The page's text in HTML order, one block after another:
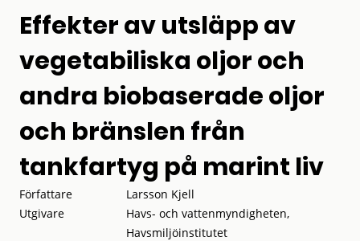
Effekter av utsläpp av
vegetabiliska oljor och
andra biobaserade oljor
och bränslen från
tankfartyg på marint liv
Författare
Larsson Kjell
Utgivare
Havs- och vattenmyndigheten,
Havsmiljöinstitutet